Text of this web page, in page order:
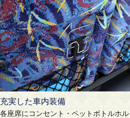
充実した車内装備
各座席にコンセント・ペットボトルホ